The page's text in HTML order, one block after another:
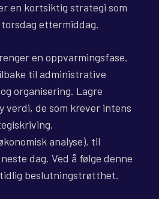
en kortsiktig strategi som
ettermiddag.
en oppvarmingsfase.
til administrative
organisering. Lagre
verdi, de som krever intens
analyse), til
dag. Ved å følge denne
beslutningstrøtthet.